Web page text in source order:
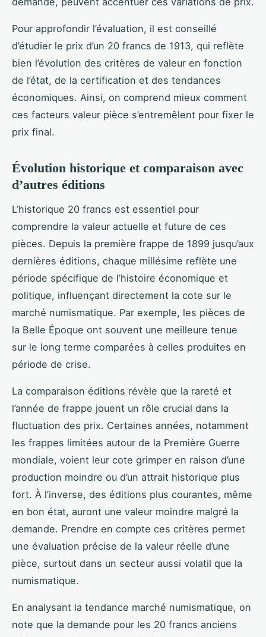
Pour approfondir l’évaluation, il est conseillé
d’étudier le prix d’un 20 francs de 1913, qui reflète
bien l’évolution des critères de valeur en fonction
de l’état, de la certification et des tendances
économiques. Ainsi, on comprend mieux comment
ces facteurs valeur pièce s’entremêlent pour fixer le
prix final.
Évolution historique et comparaison avec
d’autres éditions
L’historique 20 francs est essentiel pour
comprendre la valeur actuelle et future de ces
pièces. Depuis la première frappe de 1899 jusqu’aux
dernières éditions, chaque millésime reflète une
période spécifique de l’histoire économique et
politique, influençant directement la cote sur le
marché numismatique. Par exemple, les pièces de
la Belle Époque ont souvent une meilleure tenue
sur le long terme comparées à celles produites en
période de crise.
La comparaison éditions révèle que la rareté et
l’année de frappe jouent un rôle crucial dans la
fluctuation des prix. Certaines années, notamment
les frappes limitées autour de la Première Guerre
mondiale, voient leur cote grimper en raison d’une
production moindre ou d’un attrait historique plus
fort. À l’inverse, des éditions plus courantes, même
en bon état, auront une valeur moindre malgré la
demande. Prendre en compte ces critères permet
une évaluation précise de la valeur réelle d’une
pièce, surtout dans un secteur aussi volatil que la
numismatique.
En analysant la tendance marché numismatique, on
note que la demande pour les 20 francs anciens